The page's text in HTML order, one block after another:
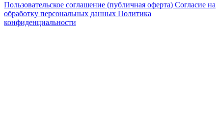
Пользовательское соглашение (публичная оферта) Согласие на
обработку персональных данных Политика
конфиденциальности